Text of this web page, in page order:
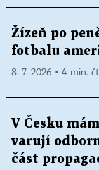
Žízeň po
fotbalu
8. 7. 2026 ▪ 4 min.
V Česku
varují
část